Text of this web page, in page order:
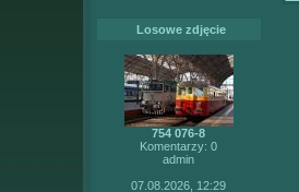
Losowe zdjęcie
754 076-8
Komentarzy: 0
admin
07.08.2026, 12:29